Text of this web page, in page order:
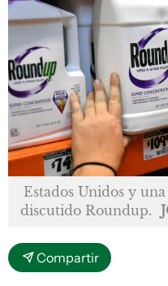
Estados Unidos y
discutido Roundup.
Compartir